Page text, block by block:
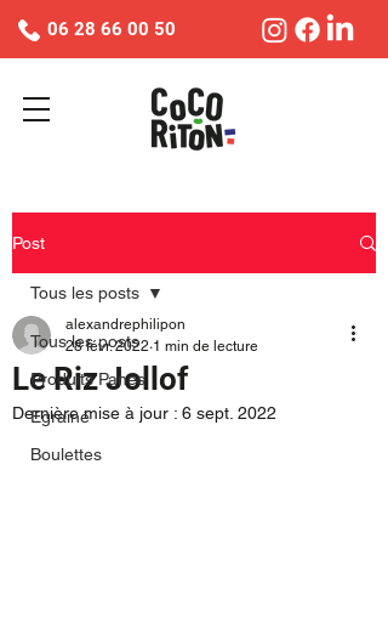
06 28 66 00 50
Post
Tous les posts
Produits Panés
Egrainé
Boulettes
Tous les posts
Le Riz Jollof
alexandrephilipon
28 févr. 2022 1 min de lecture
Dernière mise à jour : 6 sept. 2022